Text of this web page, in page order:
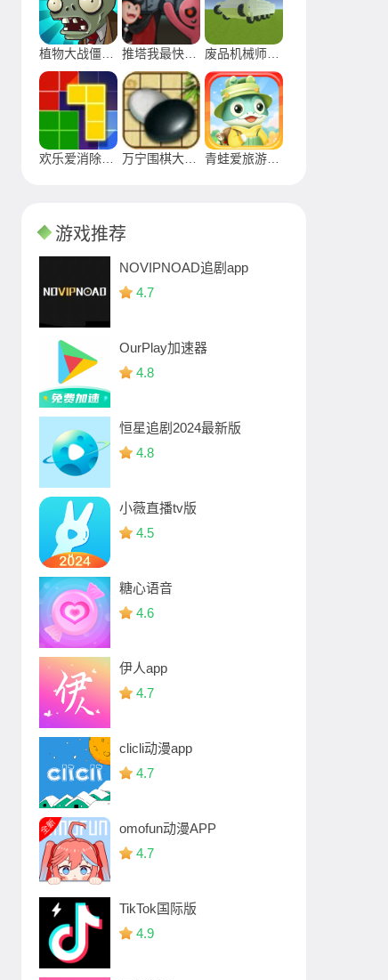
游戏推荐
NOVIPNOAD追剧app
4.7
OurPlay加速器
4.8
恒星追剧2024最新版
4.8
小薇直播tv版
4.5
糖心语音
4.6
伊人app
4.7
clicli动漫app
4.7
omofun动漫APP
4.7
TikTok国际版
4.9